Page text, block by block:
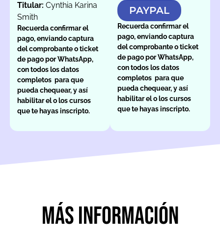
Titular: Cynthia Karina
Smith
Recuerda confirmar el
pago, enviando captura
del comprobante o ticket
de pago por WhatsApp,
con todos los datos
completos para que
pueda chequear, y así
habilitar el o los cursos
que te hayas inscripto.
PAYPAL
Recuerda confirmar el
pago, enviando captura
del comprobante o ticket
de pago por WhatsApp,
con todos los datos
completos para que
pueda chequear, y así
habilitar el o los cursos
que te hayas inscripto.
Más información